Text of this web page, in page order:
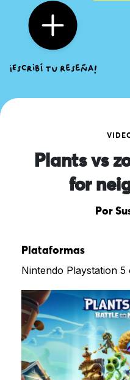
Plants vs
for
Por
Plataformas
Nintendo Playstation